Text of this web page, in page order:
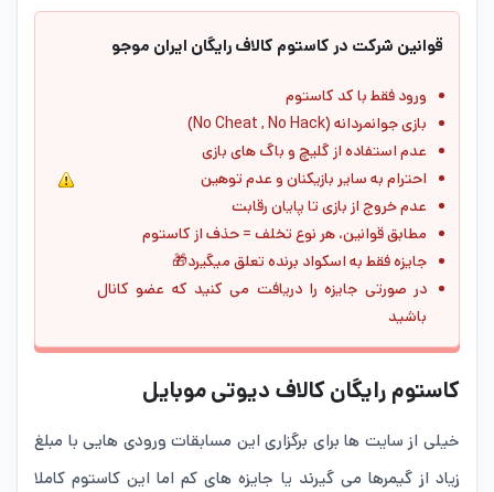
قوانین شرکت در کاستوم کالاف رایگان ایران موجو
ورود فقط با کد کاستوم
بازی جوانمردانه (No Cheat , No Hack)
عدم استفاده از گلیچ و باگ های بازی
احترام به سایر بازیکنان و عدم توهین
عدم خروج از بازی تا پایان رقابت
مطابق قوانین، هر نوع تخلف = حذف از کاستوم
جایزه فقط به اسکواد برنده تعلق میگیرد🎁
در صورتی جایزه را دریافت می کنید که عضو کانال
باشید
کاستوم رایگان کالاف دیوتی موبایل
خیلی از سایت ها برای برگزاری این مسابقات ورودی هایی با مبلغ
زیاد از گیمرها می گیرند یا جایزه های کم اما این کاستوم کاملا